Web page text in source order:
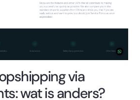
via
wat is anders?